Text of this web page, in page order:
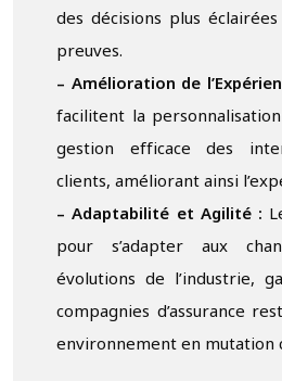
des décisions plus
preuves.
– Amélioration de
facilitent la
gestion efficace des
clients, améliorant ainsi
– Adaptabilité et Agilité :
pour s’adapter aux
évolutions de l’industrie,
compagnies d’assurance
environnement en mutation